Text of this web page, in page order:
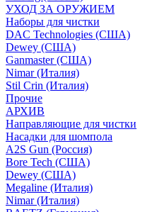
УХОД ЗА ОРУЖИЕМ
Наборы для чистки
DAC Technologies (США)
Dewey (США)
Ganmaster (США)
Nimar (Италия)
Stil Crin (Италия)
Прочие
АРХИВ
Направляющие для чистки
Насадки для шомпола
A2S Gun (Россия)
Bore Tech (США)
Dewey (США)
Megaline (Италия)
Nimar (Италия)